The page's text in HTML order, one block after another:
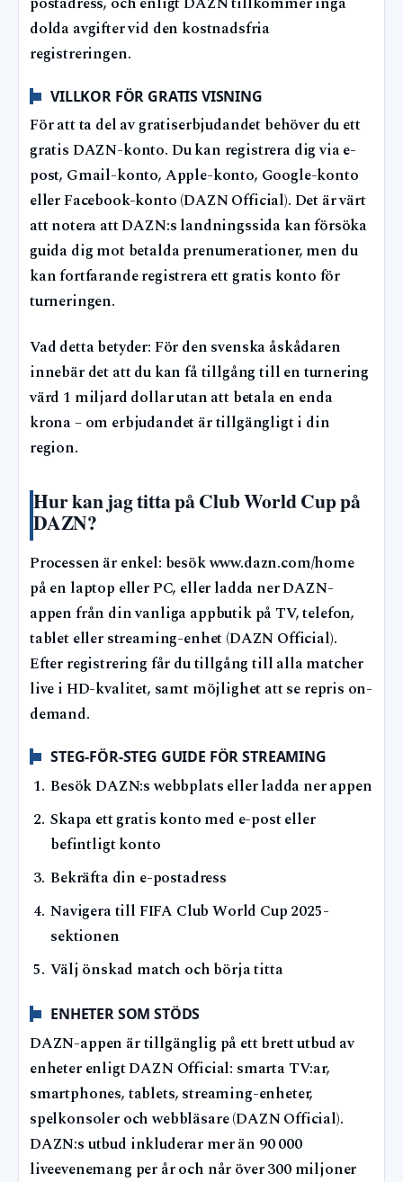
dolda avgifter vid den kostnadsfria
registreringen.
VILLKOR FÖR GRATIS VISNING
För att ta del av gratiserbjudandet behöver du ett
gratis DAZN-konto. Du kan registrera dig via e-
post, Gmail-konto, Apple-konto, Google-konto
eller Facebook-konto (DAZN Official). Det är värt
att notera att DAZN:s landningssida kan försöka
guida dig mot betalda prenumerationer, men du
kan fortfarande registrera ett gratis konto för
turneringen.
Vad detta betyder: För den svenska åskådaren
innebär det att du kan få tillgång till en turnering
värd 1 miljard dollar utan att betala en enda
krona – om erbjudandet är tillgängligt i din
region.
Hur kan jag titta på Club World Cup på
DAZN?
Processen är enkel: besök www.dazn.com/home
på en laptop eller PC, eller ladda ner DAZN-
appen från din vanliga appbutik på TV, telefon,
tablet eller streaming-enhet (DAZN Official).
Efter registrering får du tillgång till alla matcher
live i HD-kvalitet, samt möjlighet att se repris on-
demand.
STEG-FÖR-STEG GUIDE FÖR STREAMING
Besök DAZN:s webbplats eller ladda ner appen
Skapa ett gratis konto med e-post eller
befintligt konto
Bekräfta din e-postadress
Navigera till FIFA Club World Cup 2025-
sektionen
Välj önskad match och börja titta
ENHETER SOM STÖDS
DAZN-appen är tillgänglig på ett brett utbud av
enheter enligt DAZN Official: smarta TV:ar,
smartphones, tablets, streaming-enheter,
spelkonsoler och webbläsare (DAZN Official).
DAZN:s utbud inkluderar mer än 90 000
liveevenemang per år och når över 300 miljoner